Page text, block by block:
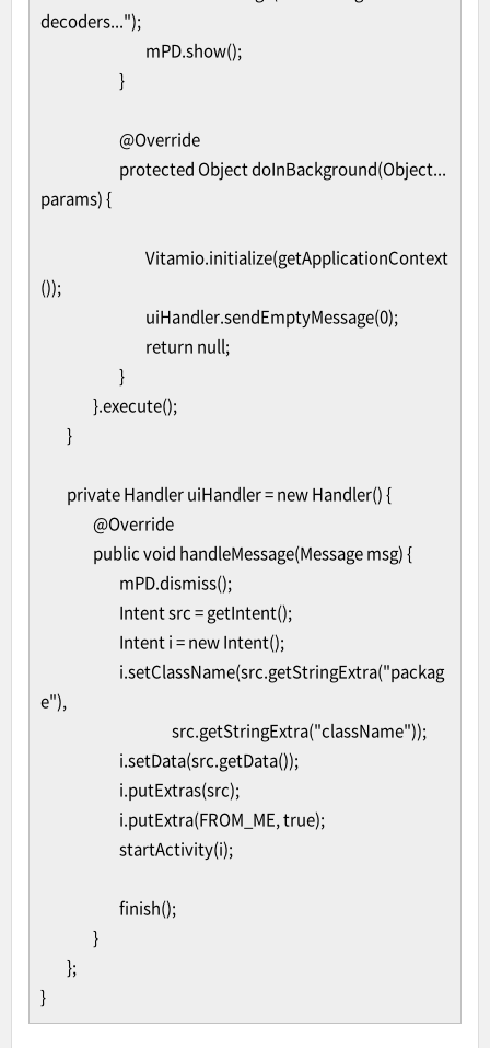
decoders...");
mPD.show();
}
@Override
protected Object doInBackground(Object...
params) {
Vitamio.initialize(getApplicationContext
());
uiHandler.sendEmptyMessage(0);
return null;
}
}.execute();
}
private Handler uiHandler = new Handler() {
@Override
public void handleMessage(Message msg) {
mPD.dismiss();
Intent src = getIntent();
Intent i = new Intent();
i.setClassName(src.getStringExtra("packag
e"),
src.getStringExtra("className"));
i.setData(src.getData());
i.putExtras(src);
i.putExtra(FROM_ME, true);
startActivity(i);
finish();
}
};
}